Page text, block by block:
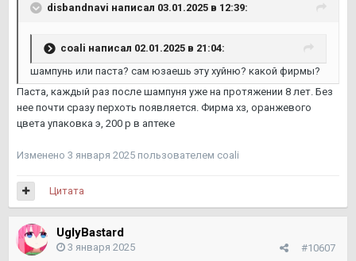
disbandnavi написал 03.01.2025 в 12:39:
coali написал 02.01.2025 в 21:04:
шампунь или паста? сам юзаешь эту хуйню? какой фирмы?
Паста, каждый раз после шампуня уже на протяжении 8 лет. Без
нее почти сразу перхоть появляется. Фирма хз, оранжевого
цвета упаковка э, 200 р в аптеке
Изменено 3 января 2025 пользователем coali
Цитата
UglyBastard
#10607
3 января 2025